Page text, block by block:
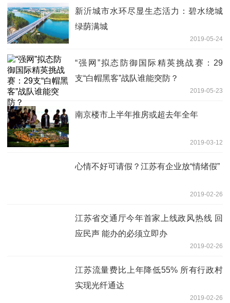
新沂城市水环尽显生态活力：碧水绕城
绿荫满城
2019-05-24
“强网”拟态防御国际精英挑战赛：29
支“白帽黑客”战队谁能突防？
2019-05-23
南京楼市上半年推房或超去年全年
2019-03-12
心情不好可请假？江苏有企业放“情绪假”
2019-02-26
江苏省交通厅今年首家上线政风热线 回
应民声 能办的必须立即办
2019-02-26
江苏流量费比上年降低55% 所有行政村
实现光纤通达
2019-02-26